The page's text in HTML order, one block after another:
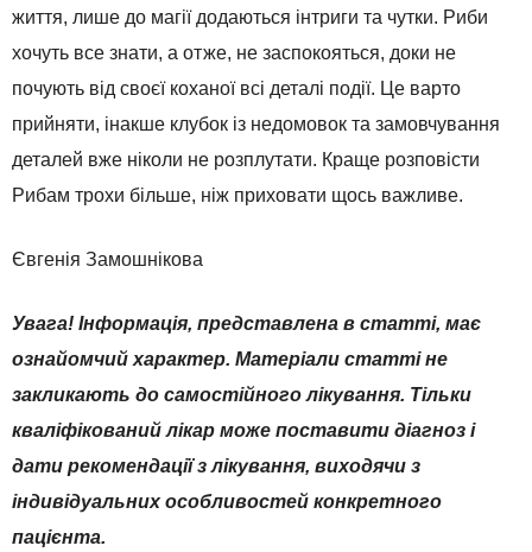
життя, лише до магії додаються інтриги та чутки. Риби
хочуть все знати, а отже, не заспокояться, доки не
почують від своєї коханої всі деталі події. Це варто
прийняти, інакше клубок із недомовок та замовчування
деталей вже ніколи не розплутати. Краще розповісти
Рибам трохи більше, ніж приховати щось важливе.
Євгенія Замошнікова
Увага! Інформація, представлена в статті, має
ознайомчий характер. Матеріали статті не
закликають до самостійного лікування. Тільки
кваліфікований лікар може поставити діагноз і
дати рекомендації з лікування, виходячи з
індивідуальних особливостей конкретного
пацієнта.